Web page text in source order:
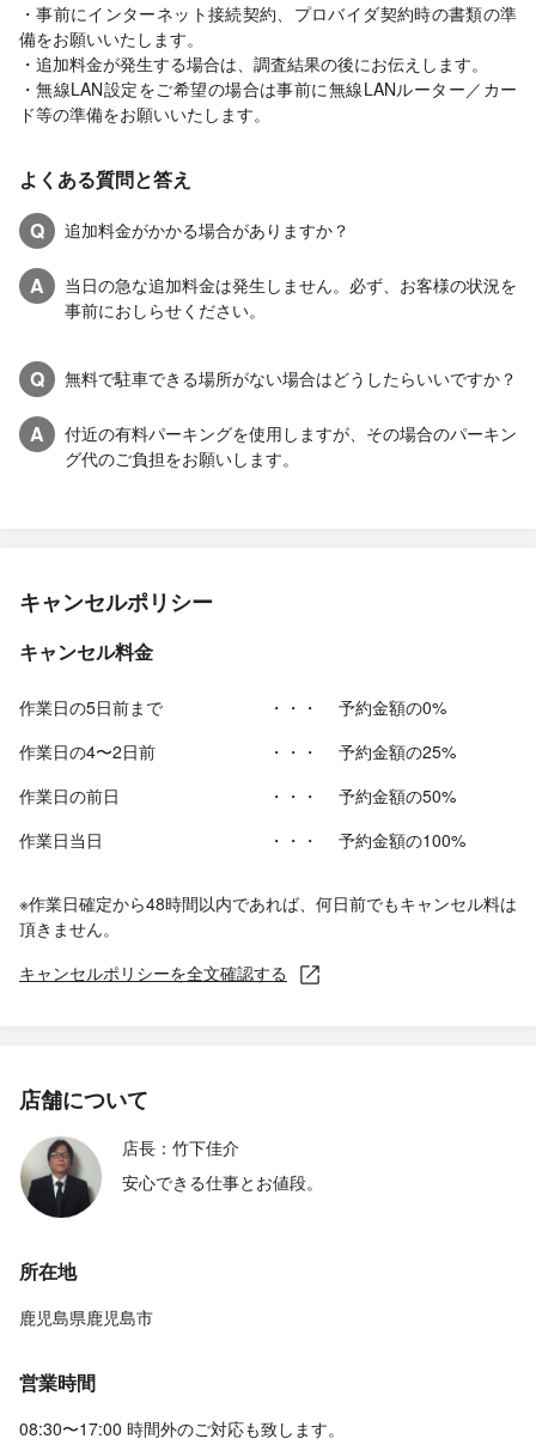
・事前にインターネット接続契約、プロバイダ契約時の書類の準
備をお願いいたします。
・追加料金が発生する場合は、調査結果の後にお伝えします。
・無線LAN設定をご希望の場合は事前に無線LANルーター／カー
ド等の準備をお願いいたします。
よくある質問と答え
Q
追加料金がかかる場合がありますか？
A
当日の急な追加料金は発生しません。必ず、お客様の状況を
事前におしらせください。
Q 無料で駐車できる場所がない場合はどうしたらいいですか？
A
付近の有料パーキングを使用しますが、その場合のパーキン
グ代のご負担をお願いします。
キャンセルポリシー
キャンセル料金
作業日の5日前まで ・・・
予約金額の0%
作業日の4〜2日前
・・・
予約金額の25%
作業日の前日
・・・
予約金額の50%
作業日当日
・・・ 予約金額の100%
※作業日確定から48時間以内であれば、何日前でもキャンセル料は
頂きません。
キャンセルポリシーを全文確認する
店舗について
店長：竹下佳介
安心できる仕事とお値段。
所在地
鹿児島県鹿児島市
営業時間
08:30〜17:00 時間外のご対応も致します。